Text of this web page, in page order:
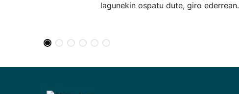
lagunekin ospatu dute, giro ederrean.